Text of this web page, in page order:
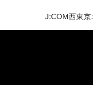
J:COM西東京